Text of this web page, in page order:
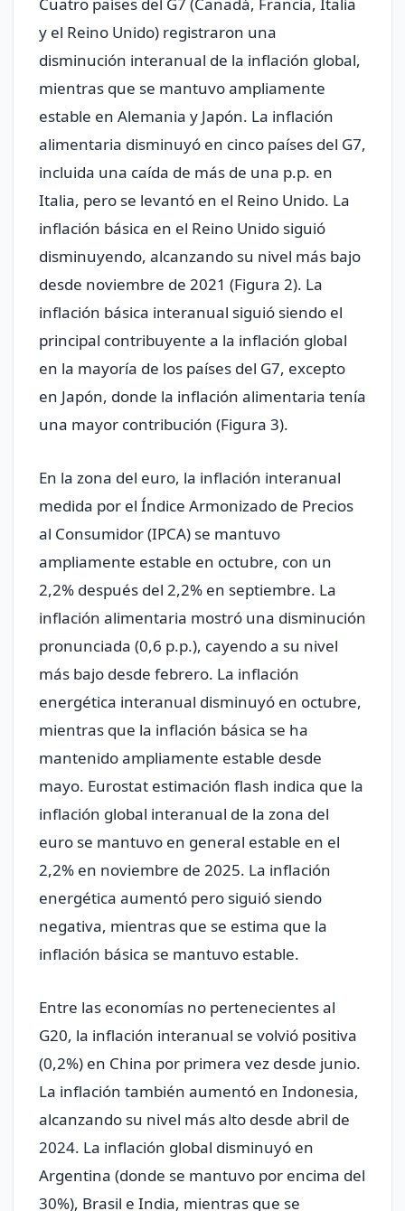
Cuatro países del G7 (Canadá, Francia, Italia
y el Reino Unido) registraron una
disminución interanual de la inflación global,
mientras que se mantuvo ampliamente
estable en Alemania y Japón. La inflación
alimentaria disminuyó en cinco países del G7,
incluida una caída de más de una p.p. en
Italia, pero se levantó en el Reino Unido. La
inflación básica en el Reino Unido siguió
disminuyendo, alcanzando su nivel más bajo
desde noviembre de 2021 (Figura 2). La
inflación básica interanual siguió siendo el
principal contribuyente a la inflación global
en la mayoría de los países del G7, excepto
en Japón, donde la inflación alimentaria tenía
una mayor contribución (Figura 3).
En la zona del euro, la inflación interanual
medida por el Índice Armonizado de Precios
al Consumidor (IPCA) se mantuvo
ampliamente estable en octubre, con un
2,2% después del 2,2% en septiembre. La
inflación alimentaria mostró una disminución
pronunciada (0,6 p.p.), cayendo a su nivel
más bajo desde febrero. La inflación
energética interanual disminuyó en octubre,
mientras que la inflación básica se ha
mantenido ampliamente estable desde
mayo. Eurostat estimación flash indica que la
inflación global interanual de la zona del
euro se mantuvo en general estable en el
2,2% en noviembre de 2025. La inflación
energética aumentó pero siguió siendo
negativa, mientras que se estima que la
inflación básica se mantuvo estable.
Entre las economías no pertenecientes al
G20, la inflación interanual se volvió positiva
(0,2%) en China por primera vez desde junio.
La inflación también aumentó en Indonesia,
alcanzando su nivel más alto desde abril de
2024. La inflación global disminuyó en
Argentina (donde se mantuvo por encima del
30%), Brasil e India, mientras que se